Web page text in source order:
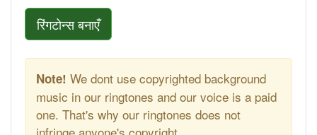
रिंगटोन्स बनाएँ
Note! We dont use copyrighted background
music in our ringtones and our voice is a paid
one. That's why our ringtones does not
infringe anyone's copyright.